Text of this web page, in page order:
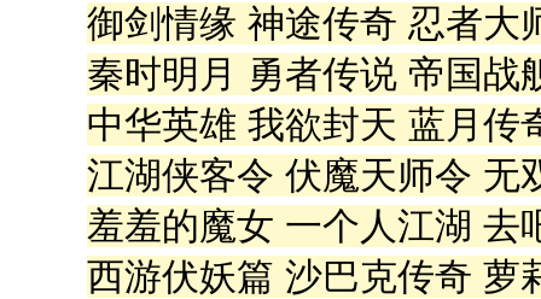
御剑情缘 神途传奇 忍者大
秦时明月 勇者传说 帝国战
中华英雄 我欲封天 蓝月传
江湖侠客令 伏魔天师令 无
羞羞的魔女 一个人江湖 去
西游伏妖篇 沙巴克传奇 萝